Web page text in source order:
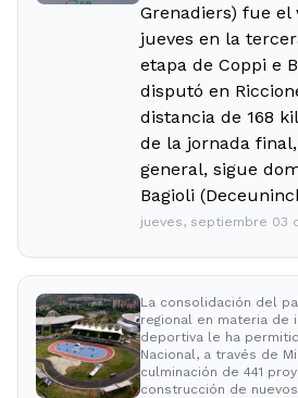
Grenadiers) fue el
jueves en la
etapa de Coppi e
disputó en
distancia de 168
de la jornada
general, sigue
Bagioli
jueves, septiembre 03
La consolidación del
regional en materia de
deportiva le ha
Nacional, a través de
culminación de 441
construcción de